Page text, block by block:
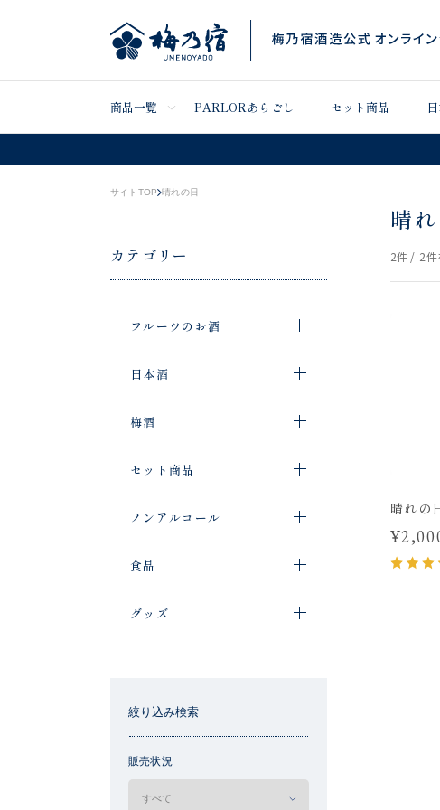
商品一覧 PARLORあらごし セット商品
サイトTOP 晴れの日
カテゴリー
フルーツのお酒
日本酒
梅酒
セット商品
ノンアルコール
食品
グッズ
絞り込み検索
販売状況
晴
2件 / 2件
晴れの